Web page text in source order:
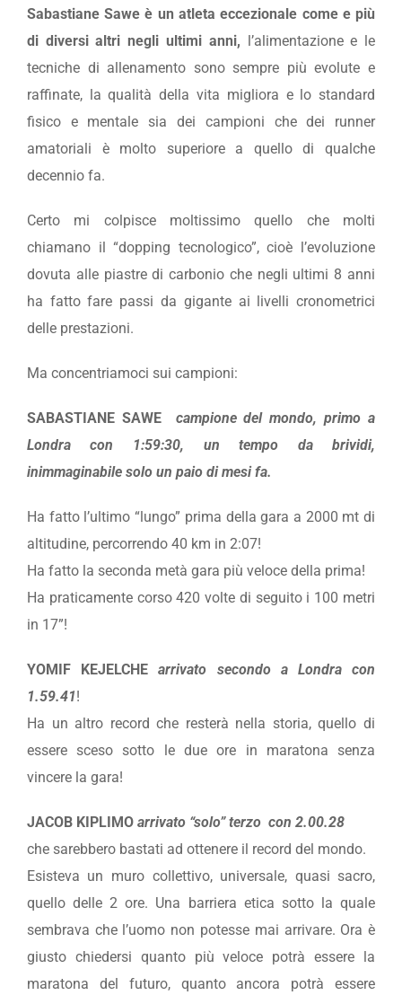
Sabastiane Sawe è un atleta eccezionale come e più
di diversi altri negli ultimi anni, l’alimentazione e le
tecniche di allenamento sono sempre più evolute e
raffinate, la qualità della vita migliora e lo standard
fisico e mentale sia dei campioni che dei runner
amatoriali è molto superiore a quello di qualche
decennio fa.
Certo mi colpisce moltissimo quello che molti
chiamano il “dopping tecnologico”, cioè l’evoluzione
dovuta alle piastre di carbonio che negli ultimi 8 anni
ha fatto fare passi da gigante ai livelli cronometrici
delle prestazioni.
Ma concentriamoci sui campioni:
SABASTIANE SAWE
campione del mondo, primo a
Londra con 1:59:30, un tempo da brividi,
inimmaginabile solo un paio di mesi fa.
Ha fatto l’ultimo “lungo” prima della gara a 2000 mt di
altitudine, percorrendo 40 km in 2:07!
Ha fatto la seconda metà gara più veloce della prima!
Ha praticamente corso 420 volte di seguito i 100 metri
in 17”!
YOMIF KEJELCHE arrivato secondo a Londra con
1.59.41!
Ha un altro record che resterà nella storia, quello di
essere sceso sotto le due ore in maratona senza
vincere la gara!
JACOB KIPLIMO arrivato “solo” terzo con 2.00.28
che sarebbero bastati ad ottenere il record del mondo.
Esisteva un muro collettivo, universale, quasi sacro,
quello delle 2 ore. Una barriera etica sotto la quale
sembrava che l’uomo non potesse mai arrivare. Ora è
giusto chiedersi quanto più veloce potrà essere la
maratona del futuro, quanto ancora potrà essere